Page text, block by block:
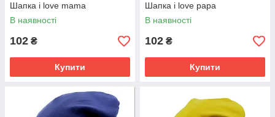
Шапка i love mama
В наявності
102 ₴
Купити
Шапка i love papa
В наявності
102 ₴
Купити